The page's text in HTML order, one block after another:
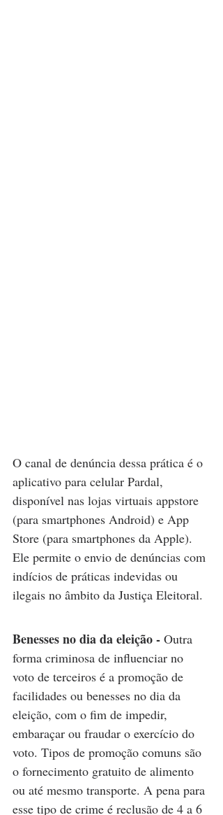
O canal de denúncia dessa prática é o
aplicativo para celular Pardal,
disponível nas lojas virtuais appstore
(para smartphones Android) e App
Store (para smartphones da Apple).
Ele permite o envio de denúncias com
indícios de práticas indevidas ou
ilegais no âmbito da Justiça Eleitoral.
Benesses no dia da eleição - Outra
forma criminosa de influenciar no
voto de terceiros é a promoção de
facilidades ou benesses no dia da
eleição, com o fim de impedir,
embaraçar ou fraudar o exercício do
voto. Tipos de promoção comuns são
o fornecimento gratuito de alimento
ou até mesmo transporte. A pena para
esse tipo de crime é reclusão de 4 a 6